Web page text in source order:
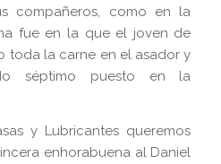
compañeros, como en la
fue en la que el joven de
toda la carne en el asador y
séptimo puesto en la
y Lubricantes queremos
enhorabuena al Daniel